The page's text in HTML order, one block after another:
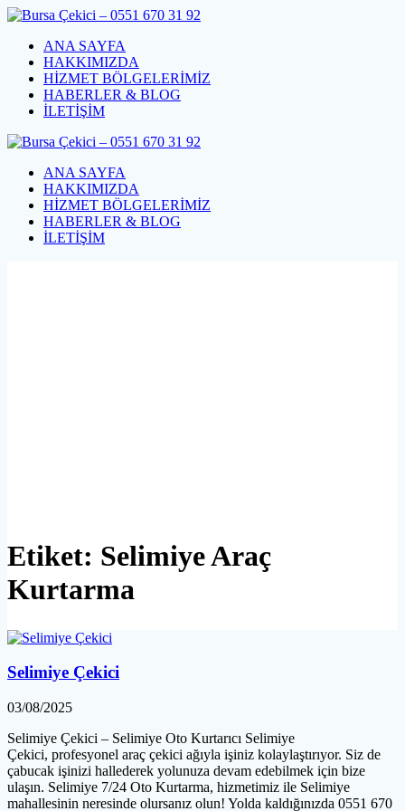
Skip
contentANA SAYFA
HAKKIMIZDA
HİZMET BÖLGELERİMİZ
HABERLER & BLOG
İLETİŞİM
ANA SAYFA
HAKKIMIZDA
HİZMET BÖLGELERİMİZ
HABERLER & BLOG
İLETİŞİM
Etiket: Selimiye Araç
Kurtarma
Selimiye Çekici
03/08/2025
Selimiye Çekici – Selimiye Oto Kurtarıcı Selimiye
Çekici, profesyonel araç çekici ağıyla işiniz kolaylaştırıyor. Siz de
çabucak işinizi hallederek yolunuza devam edebilmek için bize
ulaşın. Selimiye 7/24 Oto Kurtarma, hizmetimiz ile Selimiye
mahallesinin neresinde olursanız olun! Yolda kaldığınızda 0551 670